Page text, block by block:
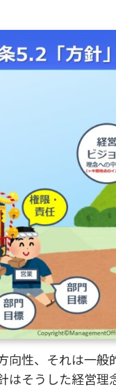
向性、それは一
そうした経営理